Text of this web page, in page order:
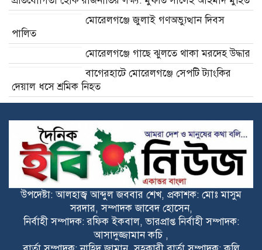
উপদেষ্টা: আলহাজ্ব আব্দুল জববার শেখ, প্রকাশক: মোঃ মাসুম
সরদার, সম্পাদক জাবেদ হোসেন,
নির্বাহী সম্পাদক: রফিক ইকবাল, ভারপ্রাপ্ত নির্বাহী সম্পাদক:
বার্তা সম্পাদক: নাহিদ জামান, সহকারী বার্তা সম্পাদক: কলি
আক্তার,
প্রকাশক কর্তৃক বিসমিল্লাহ প্রিন্টিং প্রেস, ২১৯, ফকিরেরপুল (১ম
গলি), মতিঝিল, ঢাকা-১০০০ থেকে প্রকাশিত ও ১৯৫ রহমান
ম্যানশন, (১ম গলি), মতিঝিল, ঢাকা থেকে মুদ্রিত। ২৫,স্যার
ইকবাল রোড, হোটেল গোল্ডেন কিং ইন্টারন্যাশনাল ভবন, ৫ম তলা,
খুলনা। ফোন: ০১৩৩৪-৬৮০৪২০, ই-মেইল:
dailyebnews@gmail.com
All rights reserved © 2023 dailyebnews24.com